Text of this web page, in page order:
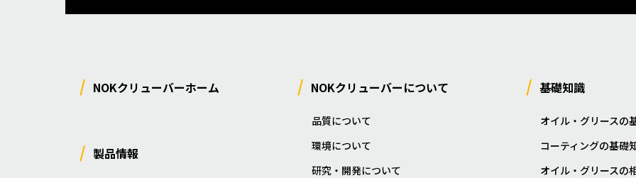
NOKクリューバーホーム
製品情報
NOKクリューバーについて
品質について
環境について
研究・開発について
基礎知識
オイル・グリースの
コーティングの基礎
オイル・グリースの